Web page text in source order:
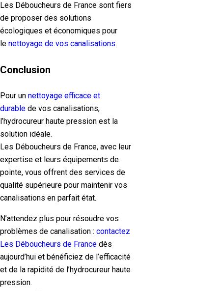
Les Déboucheurs de France sont fiers
de proposer des solutions
écologiques et économiques pour
le nettoyage de vos canalisations.
Conclusion
Pour un nettoyage efficace et
durable de vos canalisations,
l’hydrocureur haute pression est la
solution idéale.
Les Déboucheurs de France, avec leur
expertise et leurs équipements de
pointe, vous offrent des services de
qualité supérieure pour maintenir vos
canalisations en parfait état.
N’attendez plus pour résoudre vos
problèmes de canalisation : contactez
Les Déboucheurs de France dès
aujourd’hui et bénéficiez de l’efficacité
et de la rapidité de l’hydrocureur haute
pression.